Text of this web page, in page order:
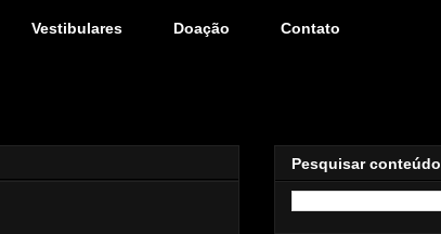
Vestibulares Doação Contato
Pesquisar conteúdo